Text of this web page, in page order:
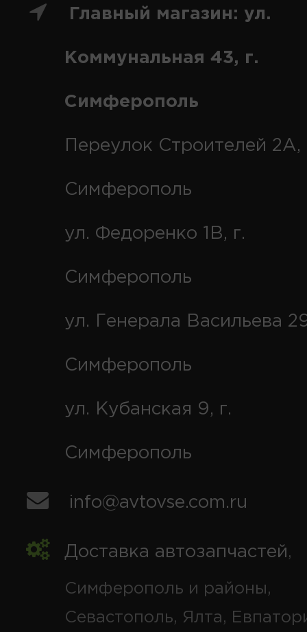
Главный магазин: ул.
Коммунальная 43, г.
Симферополь
Переулок Строителей 2А,
Симферополь
ул. Федоренко 1В, г.
Симферополь
ул. Генерала Васильева
Симферополь
ул. Кубанская 9, г.
Симферополь
info@avtovse.com.ru
Доставка автозапчастей,
Симферополь и районы,
Севастополь, Ялта,